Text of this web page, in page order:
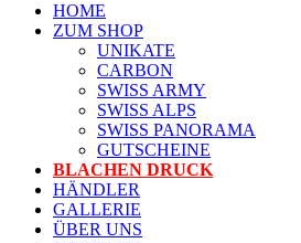
HOME
ZUM SHOP
UNIKATE
CARBON
SWISS ARMY
SWISS ALPS
SWISS PANORAMA
GUTSCHEINE
BLACHEN DRUCK
HÄNDLER
GALLERIE
ÜBER UNS